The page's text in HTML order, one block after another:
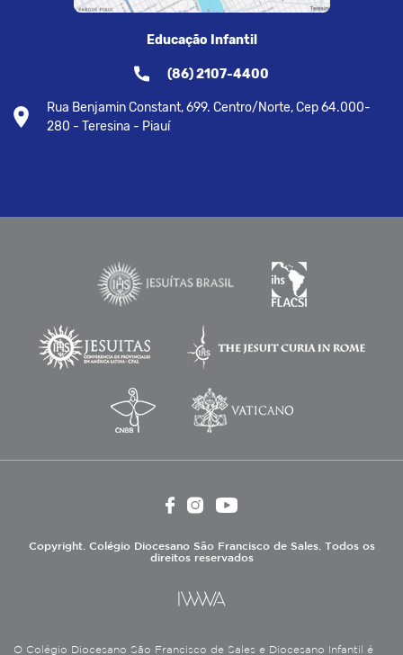
Educação Infantil
(86) 2107-4400
Rua Benjamin Constant, 699. Centro/Norte, Cep 64.000-
280 - Teresina - Piauí
Copyright. Colégio Diocesano São Francisco de Sales. Todos os
direitos reservados
O Colégio Diocesano São Francisco de Sales e Diocesano Infantil é